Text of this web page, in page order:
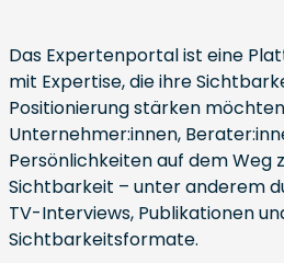
Das Expertenportal ist eine
mit Expertise, die ihre
Positionierung stärken
Unternehmer:innen,
Persönlichkeiten auf dem Weg
Sichtbarkeit – unter anderem
TV-Interviews, Publikationen
Sichtbarkeitsformate.